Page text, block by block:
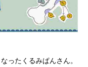
ったくるみぱんさん。